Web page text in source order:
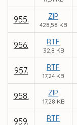
955. ZIP
428,58 KB
956. RTF
32,8 KB
957. RTF
17,24 KB
958. ZIP
17,28 KB
959. RTF